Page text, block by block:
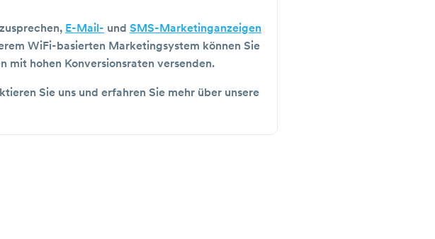
E-Mail- und SMS-Marketinganzeigen
WiFi-basierten Marketingsystem können Sie
mit hohen Konversionsraten versenden.
Sie uns und erfahren Sie mehr über unsere